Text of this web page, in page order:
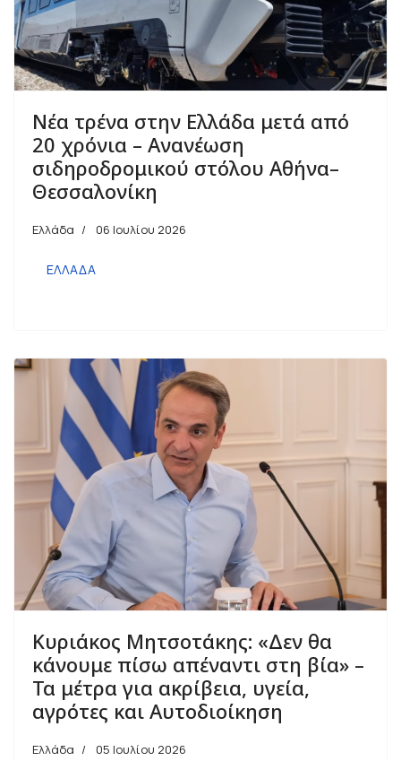
Νέα τρένα στην Ελλάδα μετά από
20 χρόνια – Ανανέωση
σιδηροδρομικού στόλου Αθήνα–
Θεσσαλονίκη
Ελλάδα 06 Ιουλίου 2026
ΕΛΛΑΔΑ
Κυριάκος Μητσοτάκης: «Δεν θα
κάνουμε πίσω απέναντι στη βία» –
Τα μέτρα για ακρίβεια, υγεία,
αγρότες και Αυτοδιοίκηση
Ελλάδα 05 Ιουλίου 2026